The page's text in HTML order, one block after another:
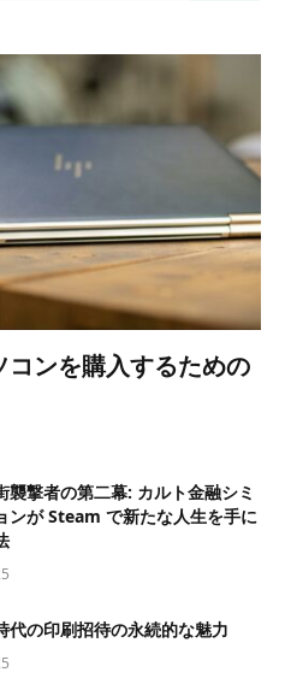
ンを購入するための
襲撃者の第二幕: カルト金融シミ
ンが Steam で新たな人生を手に
代の印刷招待の永続的な魅力